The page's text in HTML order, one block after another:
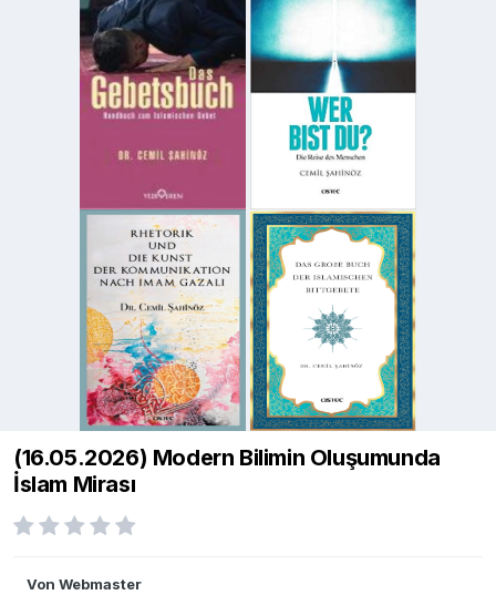
(16.05.2026) Modern Bilimin Oluşumunda
İslam Mirası
Von Webmaster